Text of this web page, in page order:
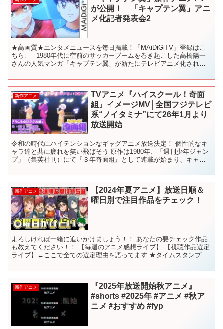
が公開！ 「キャプテン翼」アニ
メ化記者発表会2
★高画質★エンタメニュースを毎日掲載！「MAiDiGiTV」登録はこ
ちら↓ 1980年代に空前のサッカーブームを巻き起こした高橋陽一
さんの人気マンガ「キャプテン翼」が新たにテレビアニメ化される
新作アニメ
TVアニメ『ハイスクール！奇面
組』イメージMV│全国フジテレビ
系“ノイタミナ”にて26年1月より
放送開始
令和の時代にハイテンションなギャグアニメ放送決定！ 個性的なキ
ャラ達と共に疲れを笑い飛ばそう 原作は1980年、「週刊少年ジャン
プ」（集英社刊）にて『３年奇面組』として連載が始まり、キャラ
新作アニメ
【2024年夏アニメ】放送日順＆
曜日別で注目作品をチェック！
よろしければ一緒に追いかけましょう！！ あなたの要チェック作品
も教えてください！！ 【毎週のアニメ感想ライブ】 【視聴作品選定
ライブ】←ここで全ての選定理由を語ってます ★タイムスタンプ★
新作アニメ
『2025年放送開始秋アニメ』
#shorts #2025年 #アニメ #秋ア
ニメ #おすすめ #fyp